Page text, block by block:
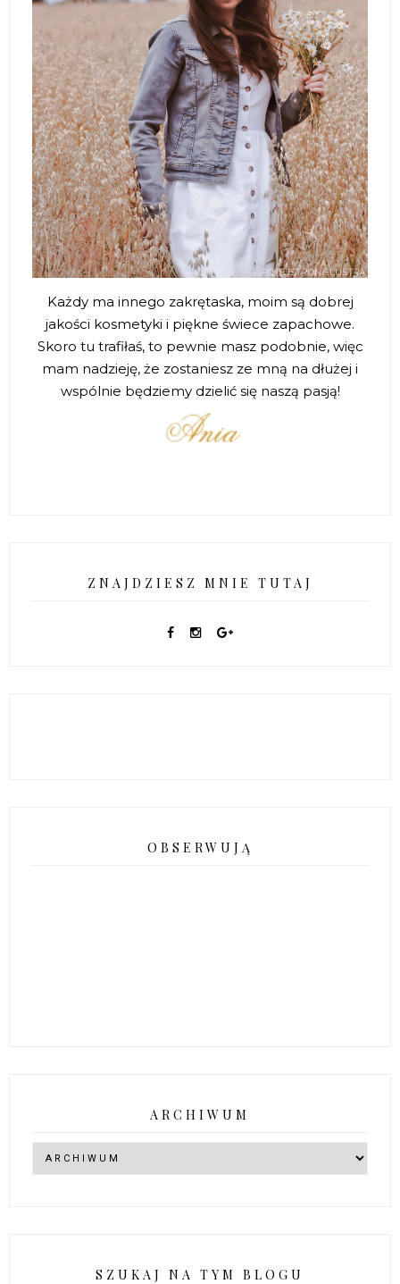
Każdy ma innego zakrętaska, moim są dobrej
jakości kosmetyki i piękne świece zapachowe.
Skoro tu trafiłaś, to pewnie masz podobnie, więc
mam nadzieję, że zostaniesz ze mną na dłużej i
wspólnie będziemy dzielić się naszą pasją!
ZNAJDZIESZ MNIE TUTAJ
OBSERWUJĄ
ARCHIWUM
SZUKAJ NA TYM BLOGU